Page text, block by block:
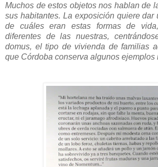
Muchos de estos objetos nos hablan de
sus habitantes. La exposición quiere dar
de cuáles eran estas formas de
diferentes de las nuestras,
domus, el tipo de vivienda de familias
que Córdoba conserva algunos ejemplos